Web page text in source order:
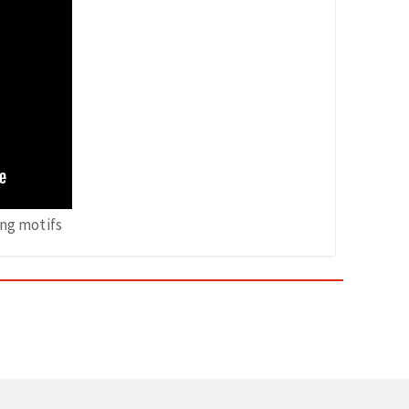
motifs